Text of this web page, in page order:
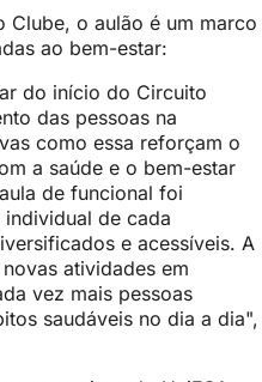
Clube, o aulão é um marco
ao bem-estar:
do início do Circuito
das pessoas na
como essa reforçam o
a saúde e o bem-estar
de funcional foi
de cada
e acessíveis. A
atividades em
vez mais pessoas
saudáveis no dia a dia",